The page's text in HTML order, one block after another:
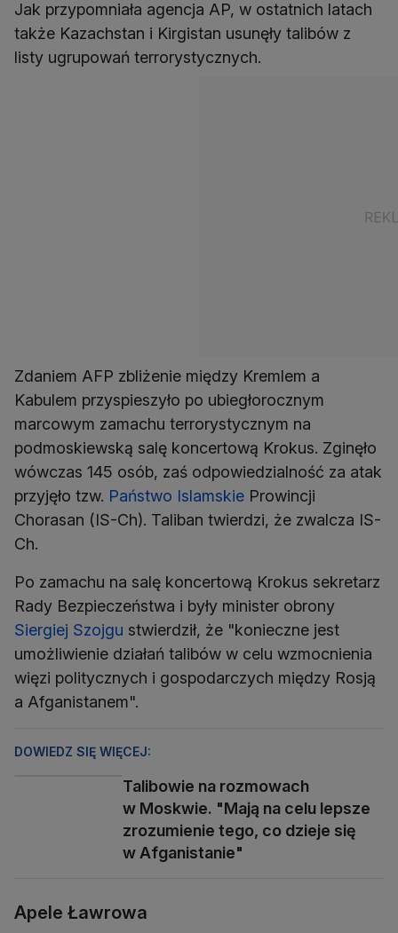
Jak przypomniała agencja AP, w ostatnich latach
także Kazachstan i Kirgistan usunęły talibów z
listy ugrupowań terrorystycznych.
Zdaniem AFP zbliżenie między Kremlem a
Kabulem przyspieszyło po ubiegłorocznym
marcowym zamachu terrorystycznym na
podmoskiewską salę koncertową Krokus. Zginęło
wówczas 145 osób, zaś odpowiedzialność za atak
przyjęło tzw. Państwo Islamskie Prowincji
Chorasan (IS-Ch). Taliban twierdzi, że zwalcza IS-
Ch.
Po zamachu na salę koncertową Krokus sekretarz
Rady Bezpieczeństwa i były minister obrony
Siergiej Szojgu stwierdził, że "konieczne jest
umożliwienie działań talibów w celu wzmocnienia
więzi politycznych i gospodarczych między Rosją
a Afganistanem".
DOWIEDZ SIĘ WIĘCEJ:
Talibowie na rozmowach
w Moskwie. "Mają na celu lepsze
zrozumienie tego, co dzieje się
w Afganistanie"
Apele Ławrowa